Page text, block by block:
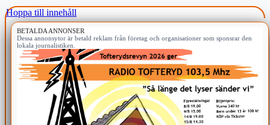
Hoppa till innehåll
BETALDA ANNONSER
Dessa annonsytor är betald reklam från företag och organisationer som sponsrar den
lokala journalistiken.